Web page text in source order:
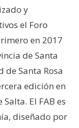
y
el Foro
en 2017
de Santa
de Santa Rosa
edición en
El FAB es
diseñado por